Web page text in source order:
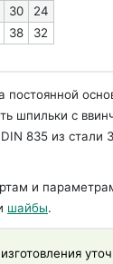
30
24
38 32
шпильки с
835 из стали
и
шайбы.